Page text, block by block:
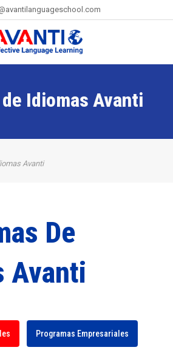
Idiomas Avanti
Avanti
De
Avanti
Programas Empresariales